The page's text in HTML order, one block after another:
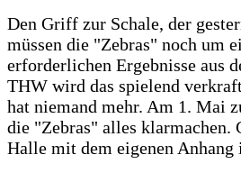
Den Griff zur Schale, der
müssen die "Zebras" noch um
erforderlichen Ergebnisse aus
THW wird das spielend
hat niemand mehr. Am 1. Mai
die "Zebras" alles klarmachen.
Halle mit dem eigenen Anhang